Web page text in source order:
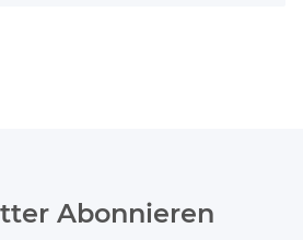
Abonnieren